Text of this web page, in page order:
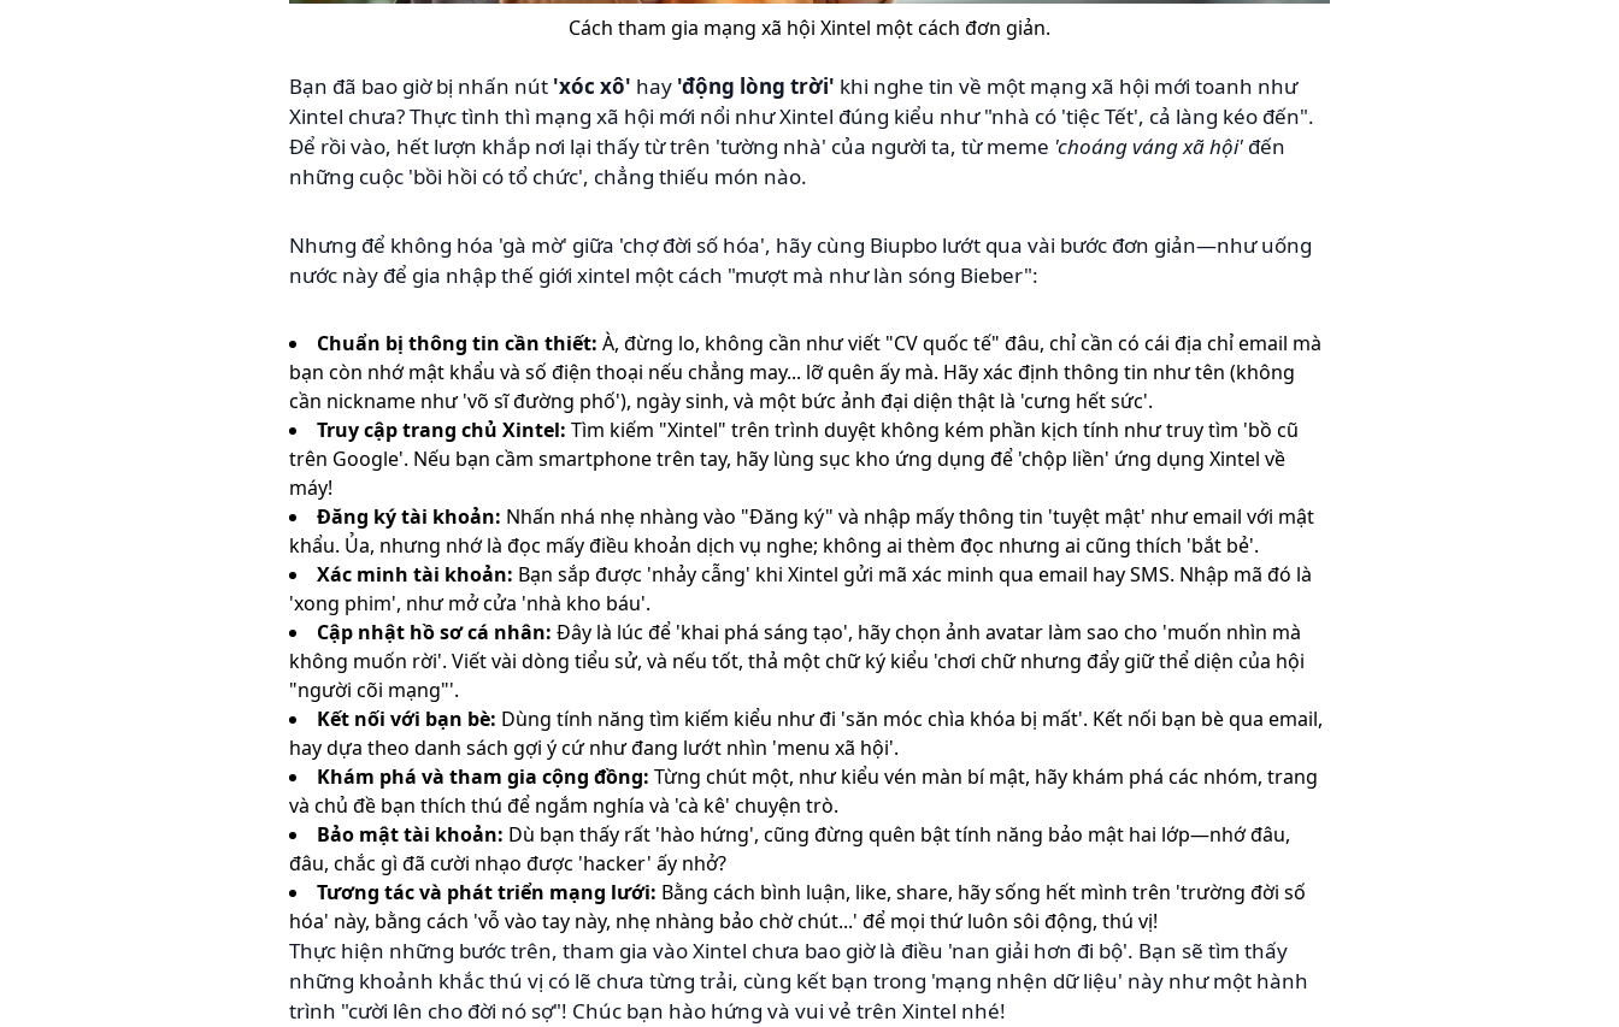
Cách tham gia mạng xã hội Xintel một cách đơn giản.
Bạn đã bao giờ bị nhấn nút 'xóc xô' hay 'động lòng trời' khi nghe tin về một mạng xã hội mới toanh như
Xintel chưa? Thực tình thì mạng xã hội mới nổi như Xintel đúng kiểu như "nhà có 'tiệc Tết', cả làng kéo đến".
Để rồi vào, hết lượn khắp nơi lại thấy từ trên 'tường nhà' của người ta, từ meme 'choáng váng xã hội' đến
những cuộc 'bồi hồi có tổ chức', chẳng thiếu món nào.
Nhưng để không hóa 'gà mờ' giữa 'chợ đời số hóa', hãy cùng Biupbo lướt qua vài bước đơn giản—như uống
nước này để gia nhập thế giới xintel một cách "mượt mà như làn sóng Bieber":
Chuẩn bị thông tin cần thiết: À, đừng lo, không cần như viết "CV quốc tế" đâu, chỉ cần có cái địa chỉ email mà
bạn còn nhớ mật khẩu và số điện thoại nếu chẳng may... lỡ quên ấy mà. Hãy xác định thông tin như tên (không
cần nickname như 'võ sĩ đường phố'), ngày sinh, và một bức ảnh đại diện thật là 'cưng hết sức'.
Truy cập trang chủ Xintel: Tìm kiếm "Xintel" trên trình duyệt không kém phần kịch tính như truy tìm 'bồ cũ
trên Google'. Nếu bạn cầm smartphone trên tay, hãy lùng sục kho ứng dụng để 'chộp liền' ứng dụng Xintel về
máy!
Đăng ký tài khoản: Nhấn nhá nhẹ nhàng vào "Đăng ký" và nhập mấy thông tin 'tuyệt mật' như email với mật
khẩu. Ủa, nhưng nhớ là đọc mấy điều khoản dịch vụ nghe; không ai thèm đọc nhưng ai cũng thích 'bắt bẻ'.
Xác minh tài khoản: Bạn sắp được 'nhảy cẫng' khi Xintel gửi mã xác minh qua email hay SMS. Nhập mã đó là
'xong phim', như mở cửa 'nhà kho báu'.
Cập nhật hồ sơ cá nhân: Đây là lúc để 'khai phá sáng tạo', hãy chọn ảnh avatar làm sao cho 'muốn nhìn mà
không muốn rời'. Viết vài dòng tiểu sử, và nếu tốt, thả một chữ ký kiểu 'chơi chữ nhưng đẩy giữ thể diện của hội
"người cõi mạng"'.
Kết nối với bạn bè: Dùng tính năng tìm kiếm kiểu như đi 'săn móc chìa khóa bị mất'. Kết nối bạn bè qua email,
hay dựa theo danh sách gợi ý cứ như đang lướt nhìn 'menu xã hội'.
Khám phá và tham gia cộng đồng: Từng chút một, như kiểu vén màn bí mật, hãy khám phá các nhóm, trang
và chủ đề bạn thích thú để ngắm nghía và 'cà kê' chuyện trò.
Bảo mật tài khoản: Dù bạn thấy rất 'hào hứng', cũng đừng quên bật tính năng bảo mật hai lớp—nhớ đâu,
đâu, chắc gì đã cười nhạo được 'hacker' ấy nhở?
Tương tác và phát triển mạng lưới: Bằng cách bình luận, like, share, hãy sống hết mình trên 'trường đời số
hóa' này, bằng cách 'vỗ vào tay này, nhẹ nhàng bảo chờ chút...' để mọi thứ luôn sôi động, thú vị!
Thực hiện những bước trên, tham gia vào Xintel chưa bao giờ là điều 'nan giải hơn đi bộ'. Bạn sẽ tìm thấy
những khoảnh khắc thú vị có lẽ chưa từng trải, cùng kết bạn trong 'mạng nhện dữ liệu' này như một hành
trình "cười lên cho đời nó sợ"! Chúc bạn hào hứng và vui vẻ trên Xintel nhé!